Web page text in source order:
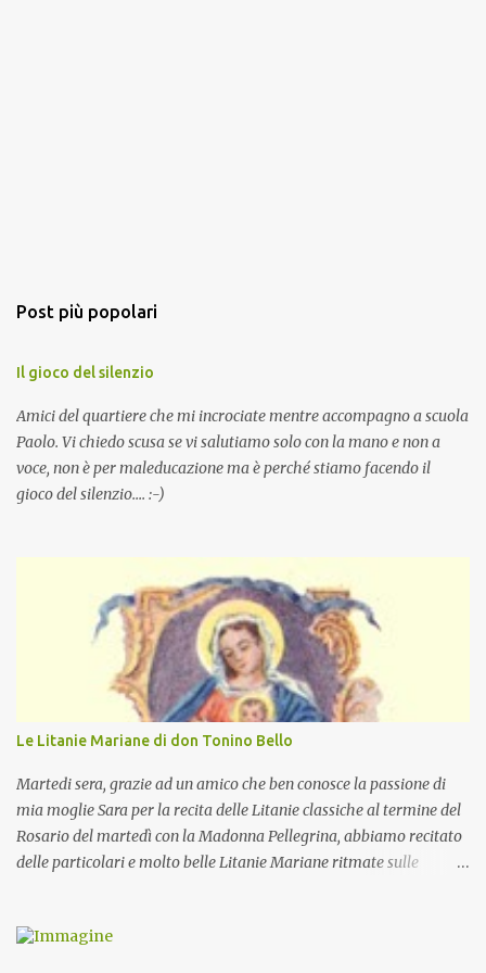
Post più popolari
Il gioco del silenzio
Amici del quartiere che mi incrociate mentre accompagno a scuola
Paolo. Vi chiedo scusa se vi salutiamo solo con la mano e non a
voce, non è per maleducazione ma è perché stiamo facendo il
gioco del silenzio.... :-)
Le Litanie Mariane di don Tonino Bello
Martedi sera, grazie ad un amico che ben conosce la passione di
mia moglie Sara per la recita delle Litanie classiche al termine del
Rosario del martedì con la Madonna Pellegrina, abbiamo recitato
delle particolari e molto belle Litanie Mariane ritmate sulle
preghiera.